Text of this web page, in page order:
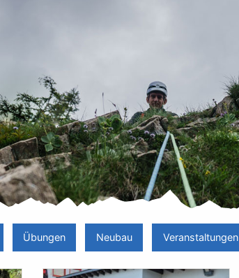
Übungen Neubau Veranstaltungen